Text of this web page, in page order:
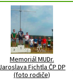
Memoriál MUDr.
Fichtla ČP DP
(foto rodiče)